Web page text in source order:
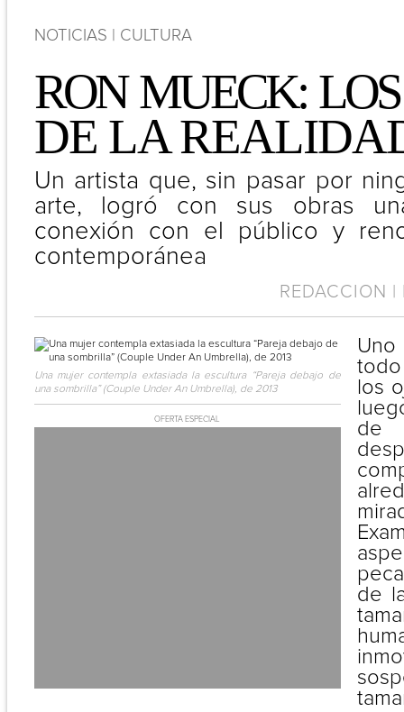
NOTICIAS | CULTURA
RON MUECK:
DE LA
Un artista que, sin pasar por
arte, logró con sus obras
conexión con el público y
contemporánea
REDACCION |
Una mujer contempla extasiada la escultura “Pareja debajo de
una sombrilla” (Couple Under An Umbrella), de 2013
OFERTA ESPECIAL
los
de
de